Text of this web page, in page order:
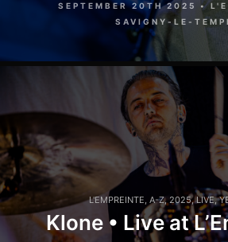
SEPTEMBER 20TH 2025 •
SAVIGNY-LE-
L'EMPREINTE, A-Z, 2025,LIVE,
Klone • Live at